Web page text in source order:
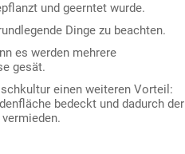
und geerntet wurde.
Dinge zu beachten.
es werden mehrere
gesät.
einen weiteren Vorteil:
bedeckt und dadurch der